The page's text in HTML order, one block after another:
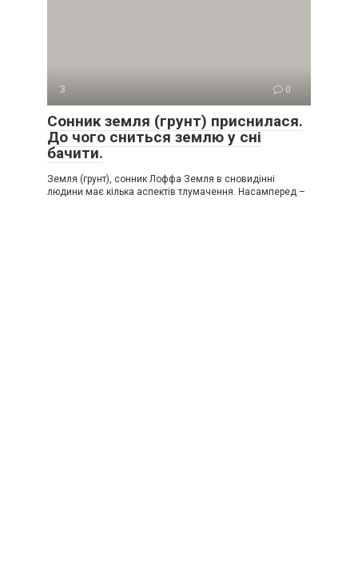
З 0
Сонник земля (грунт) приснилася.
До чого сниться землю у сні
бачити.
Земля (грунт), сонник Лоффа Земля в сновидінні
людини має кілька аспектів тлумачення. Насамперед –